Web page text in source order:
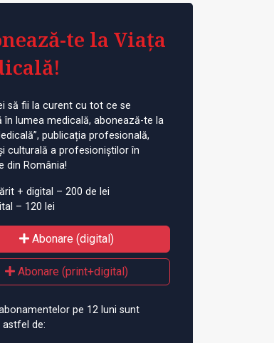
te la Viața
să fii la curent cu tot ce se
în lumea medicală, abonează-te la
publicația profesională,
culturală a profesioniștilor în
din România!
+ digital – 200 de lei
– 120 lei
Abonare (digital)
Abonare (print+digital)
pe 12 luni sunt
de: